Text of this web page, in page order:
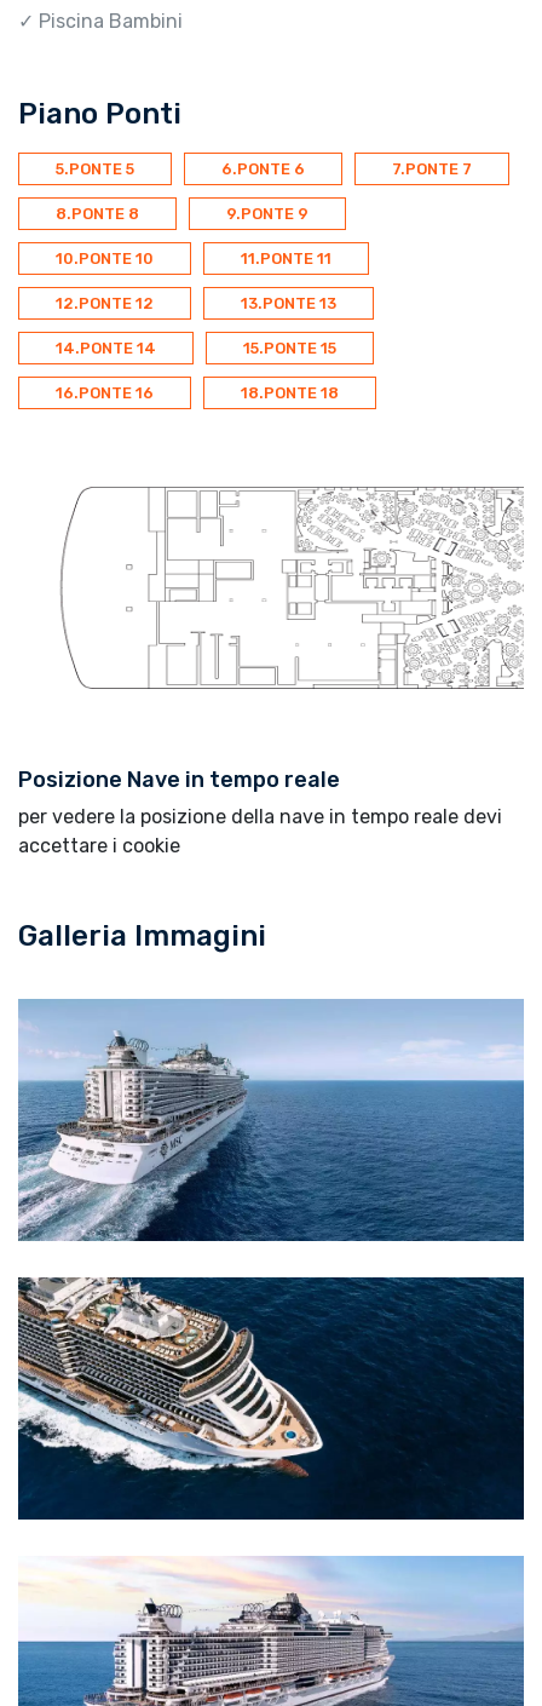
✓ Piscina Bambini
Piano Ponti
5.PONTE 5 6.PONTE 6 7.PONTE 7
8.PONTE 8 9.PONTE 9
10.PONTE 10 11.PONTE 11
12.PONTE 12 13.PONTE 13
14.PONTE 14 15.PONTE 15
16.PONTE 16 18.PONTE 18
Posizione Nave in tempo reale
per vedere la posizione della nave in tempo reale devi
accettare i cookie
Galleria Immagini